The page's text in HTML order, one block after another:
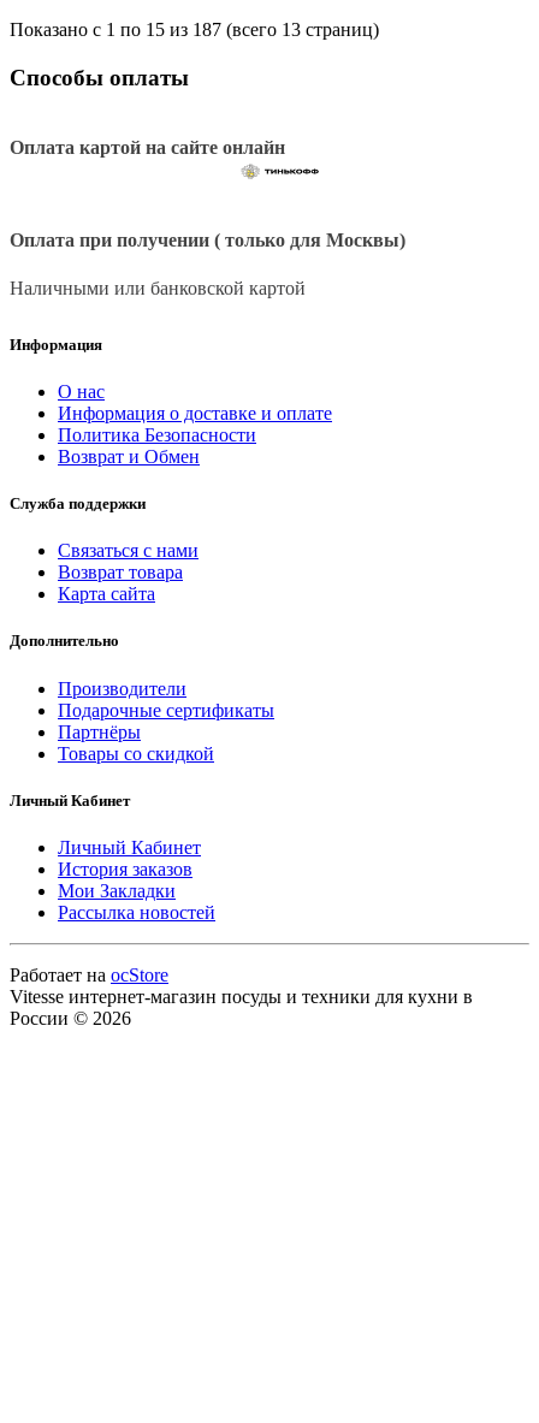
Показано с 1 по 15 из 187 (всего 13 страниц)
Способы оплаты
Оплата картой на сайте онлайн
Оплата при получении ( только для Москвы)
Наличными или банковской картой
Информация
О нас
Информация о доставке и оплате
Политика Безопасности
Возврат и Обмен
Служба поддержки
Связаться с нами
Возврат товара
Карта сайта
Дополнительно
Производители
Подарочные сертификаты
Партнёры
Товары со скидкой
Личный Кабинет
Личный Кабинет
История заказов
Мои Закладки
Рассылка новостей
Работает на ocStore
Vitesse интернет-магазин посуды и техники для кухни в
России © 2026